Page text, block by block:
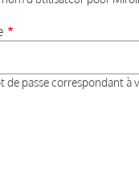
de passe correspondant à